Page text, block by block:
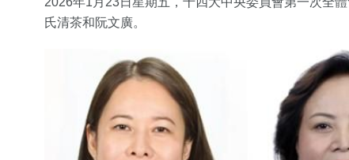
氏清茶和阮文廣。